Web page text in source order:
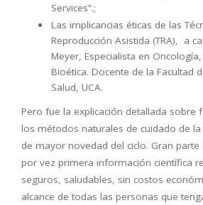
Services”.;
Las implicancias éticas de las
Reproducción Asistida (TRA), a
Meyer, Especialista en
Bioética. Docente de la Facultad
Salud, UCA.
Pero fue la explicación detallada sobre
los métodos naturales de cuidado de
de mayor novedad del ciclo. Gran
por vez primera información científica
seguros, saludables, sin costos
alcance de todas las personas que